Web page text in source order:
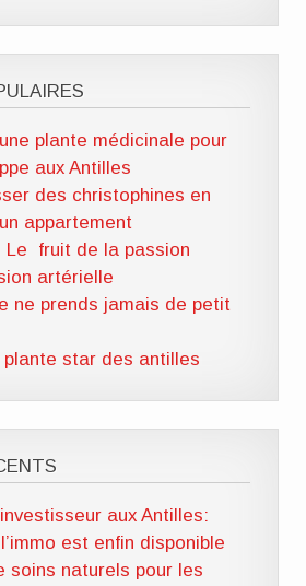
plante médicinale pour
aux Antilles
des christophines en
appartement
Le fruit de la passion
artérielle
ne prends jamais de petit
plante star des antilles
aux Antilles:
est enfin disponible
soins naturels pour les